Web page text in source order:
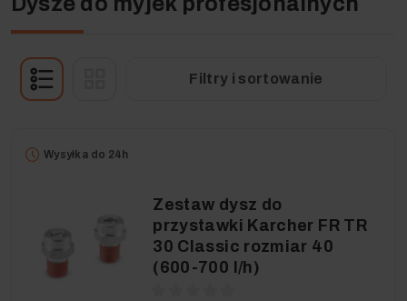
Filtry i sortowanie
Wysyłka do 24h
Zestaw dysz do
przystawki Karcher FR TR
30 Classic rozmiar 40
(600-700 l/h)